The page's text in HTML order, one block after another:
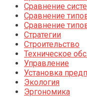
Сравнение
Сравнение
Сравнение
Стратегии
Строительство
Техническое
Управление
Установка
Экология
Эргономика